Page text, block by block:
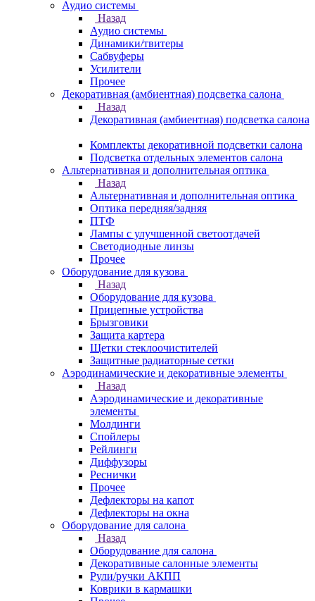
Аудио системы
Назад
Аудио системы
Динамики/твитеры
Сабвуферы
Усилители
Прочее
Декоративная (амбиентная) подсветка салона
Назад
Декоративная (амбиентная) подсветка салона
Комплекты декоративной подсветки салона
Подсветка отдельных элементов салона
Альтернативная и дополнительная оптика
Назад
Альтернативная и дополнительная оптика
Оптика передняя/задняя
ПТФ
Лампы с улучшенной светоотдачей
Светодиодные линзы
Прочее
Оборудование для кузова
Назад
Оборудование для кузова
Прицепные устройства
Брызговики
Защита картера
Щетки стеклоочистителей
Защитные радиаторные сетки
Аэродинамические и декоративные элементы
Назад
Аэродинамические и декоративные
элементы
Молдинги
Спойлеры
Рейлинги
Диффузоры
Реснички
Прочее
Дефлекторы на капот
Дефлекторы на окна
Оборудование для салона
Назад
Оборудование для салона
Декоративные салонные элементы
Рули/ручки АКПП
Коврики в кармашки